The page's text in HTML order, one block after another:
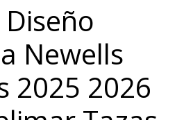
Newells
2025 2026